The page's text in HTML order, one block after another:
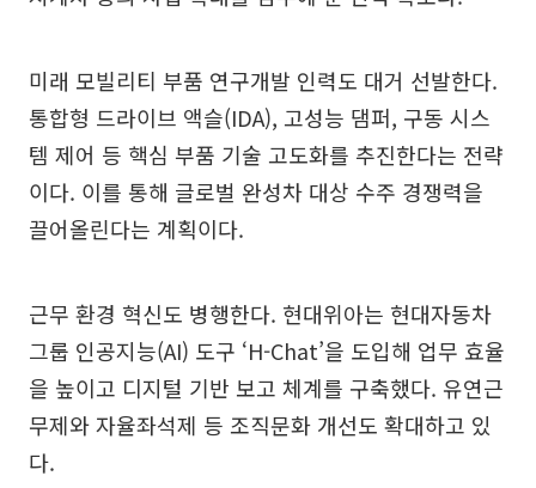
미래 모빌리티 부품 연구개발 인력도 대거 선발한다.
통합형 드라이브 액슬(IDA), 고성능 댐퍼, 구동 시스
템 제어 등 핵심 부품 기술 고도화를 추진한다는 전략
이다. 이를 통해 글로벌 완성차 대상 수주 경쟁력을
끌어올린다는 계획이다.
근무 환경 혁신도 병행한다. 현대위아는 현대자동차
그룹 인공지능(AI) 도구 ‘H-Chat’을 도입해 업무 효율
을 높이고 디지털 기반 보고 체계를 구축했다. 유연근
무제와 자율좌석제 등 조직문화 개선도 확대하고 있
다.